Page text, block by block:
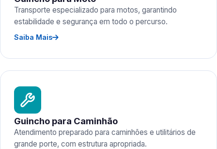
Transporte especializado para motos, garantindo
estabilidade e segurança em todo o percurso.
Saiba Mais
Guincho para Caminhão
Atendimento preparado para caminhões e utilitários de
grande porte, com estrutura apropriada.